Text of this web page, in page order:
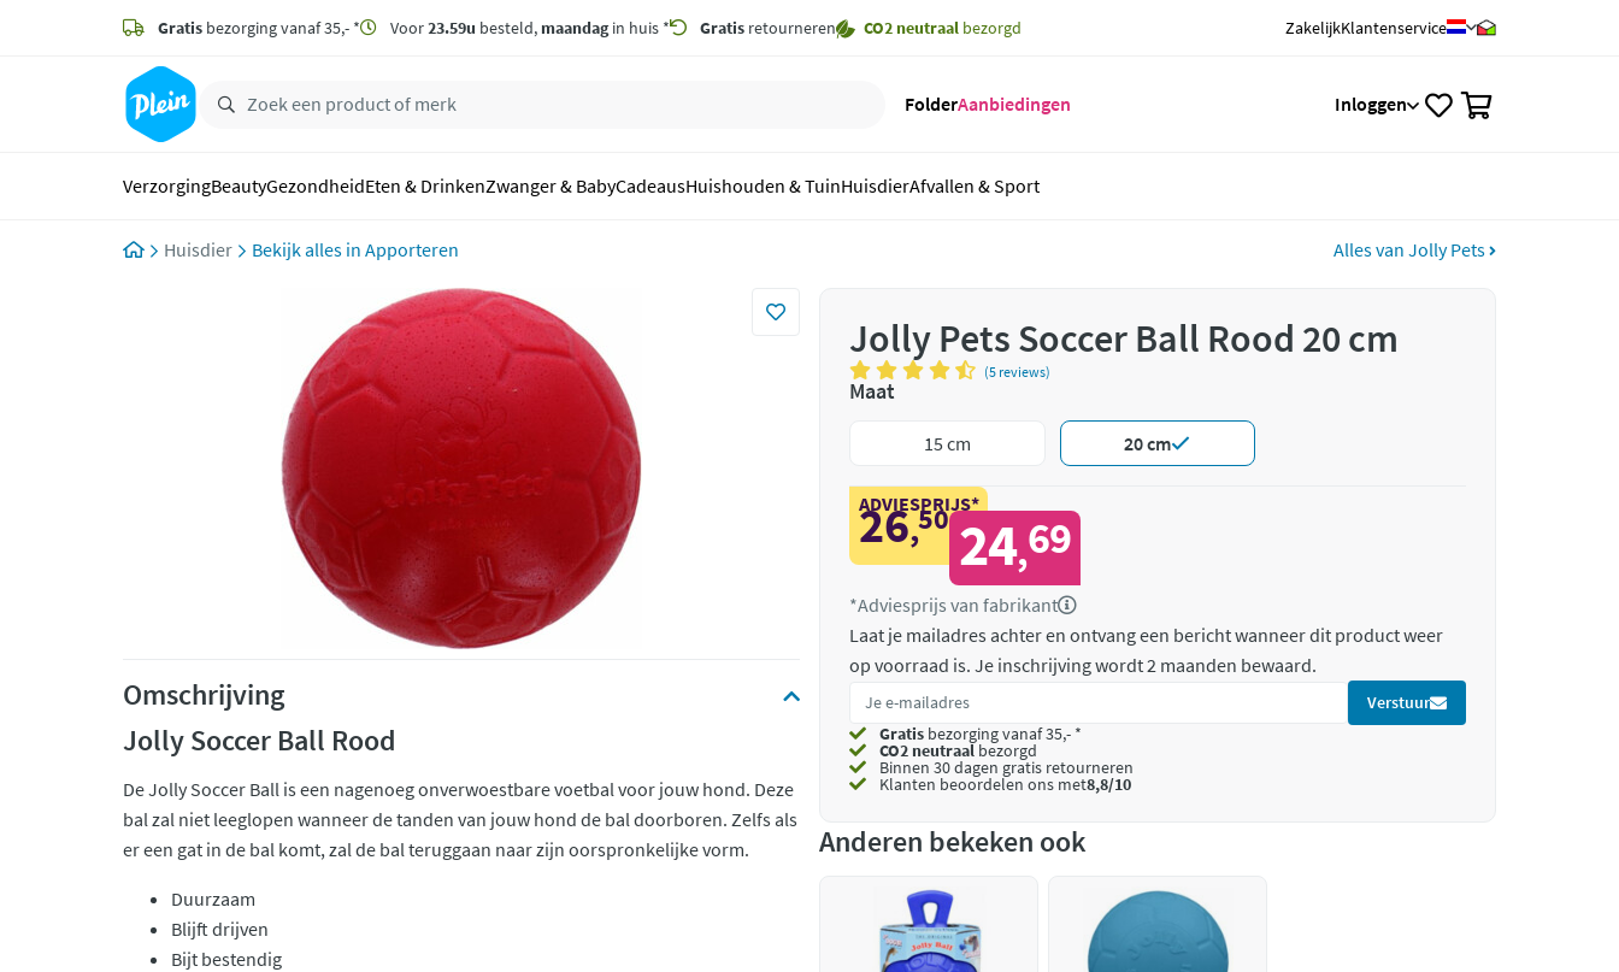
zoeken
hoofdinhoud
Gratis bezorging vanaf 35,- * Voor23.59u besteld, maandagin huis * Gratis retourneren CO2 neutraal bezorgd ZakelijkKlantenservice
FolderAanbiedingen Inloggen
VerzorgingBeautyGezondheidEten & DrinkenZwanger & BabyCadeausHuishouden & TuinHuisdierAfvallen & Sport
Huisdier Apporteren Alles van Jolly Pets
Omschrijving
Jolly Soccer Ball Rood
De Jolly Soccer Ball is een nagenoeg onverwoestbare voetbal voor jouw hond. Deze
bal zal niet leeglopen wanneer de tanden van jouw hond de bal doorboren. Zelfs als
er een gat in de bal komt, zal de bal teruggaan naar zijn oorspronkelijke vorm.
Duurzaam
Blijft drijven
Bijt bestendig
Jolly Pets Soccer Ball Rood 20 cm
(5 reviews)
Maat
15 cm 20 cm
ADVIESPRIJS*
26,50 24,69
*Adviesprijs van fabrikant
Laat je mailadres achter en ontvang een bericht wanneer dit product weer
op voorraad is. Je inschrijving wordt 2 maanden bewaard.
Verstuur
Gratis bezorging vanaf 35,- *
CO2 neutraalbezorgd
Binnen 30 dagen gratis retourneren
Klanten beoordelen ons met8,8/10
Anderen bekeken ook